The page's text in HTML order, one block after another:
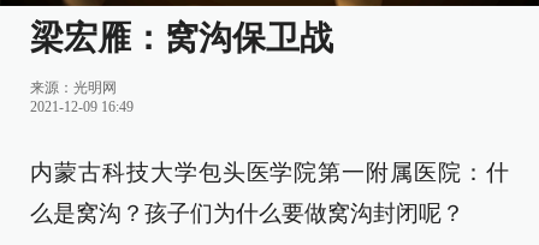
梁宏雁：窝沟保卫战
来源： 光明网
2021-12-09 16:49
内蒙古科技大学包头医学院第一附属医院：什
么是窝沟？孩子们为什么要做窝沟封闭呢？